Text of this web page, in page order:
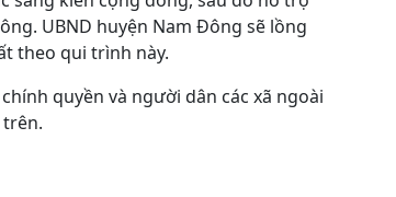
UBND huyện Nam Đông sẽ lồng
theo qui trình này.
quyền và người dân các xã ngoài